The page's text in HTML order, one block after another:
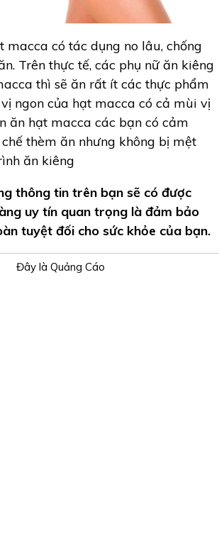
macca có tác dụng no lâu, chống
Trên thực tế, các phụ nữ ăn kiêng
thì sẽ ăn rất ít các thực phẩm
ngon của hạt macca có cả mùi vị
ăn hạt macca các bạn có cảm
thèm ăn nhưng không bị mệt
ăn kiêng
thông tin trên bạn sẽ có được
uy tín quan trọng là đảm bảo
tuyệt đối cho sức khỏe của bạn.
Đây là Quảng Cáo